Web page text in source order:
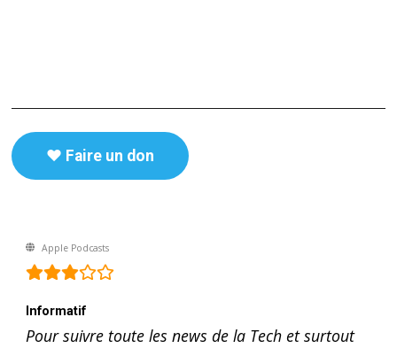
♥️ Faire un don
Apple Podcasts
Informatif
Pour suivre toute les news de la Tech et surtout